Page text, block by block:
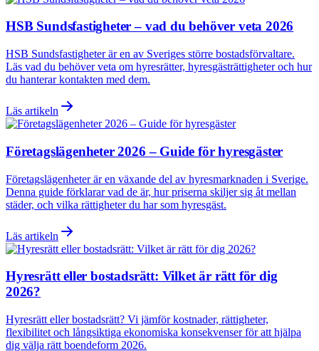
HSB Sundsfastigheter – vad du behöver veta 2026
HSB Sundsfastigheter är en av Sveriges större bostadsförvaltare.
Läs vad du behöver veta om hyresrätter, hyresgästrättigheter och hur
du hanterar kontakten med dem.
Läs artikeln
Företagslägenheter 2026 – Guide för hyresgäster
Företagslägenheter är en växande del av hyresmarknaden i Sverige.
Denna guide förklarar vad de är, hur priserna skiljer sig åt mellan
städer, och vilka rättigheter du har som hyresgäst.
Läs artikeln
Hyresrätt eller bostadsrätt: Vilket är rätt för dig
2026?
Hyresrätt eller bostadsrätt? Vi jämför kostnader, rättigheter,
flexibilitet och långsiktiga ekonomiska konsekvenser för att hjälpa
dig välja rätt boendeform 2026.